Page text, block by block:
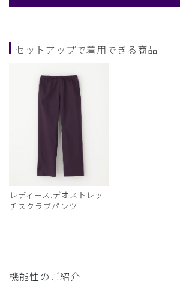
セットアップで着用できる商品
レディース:デオストレッ
チスクラブパンツ
機能性のご紹介